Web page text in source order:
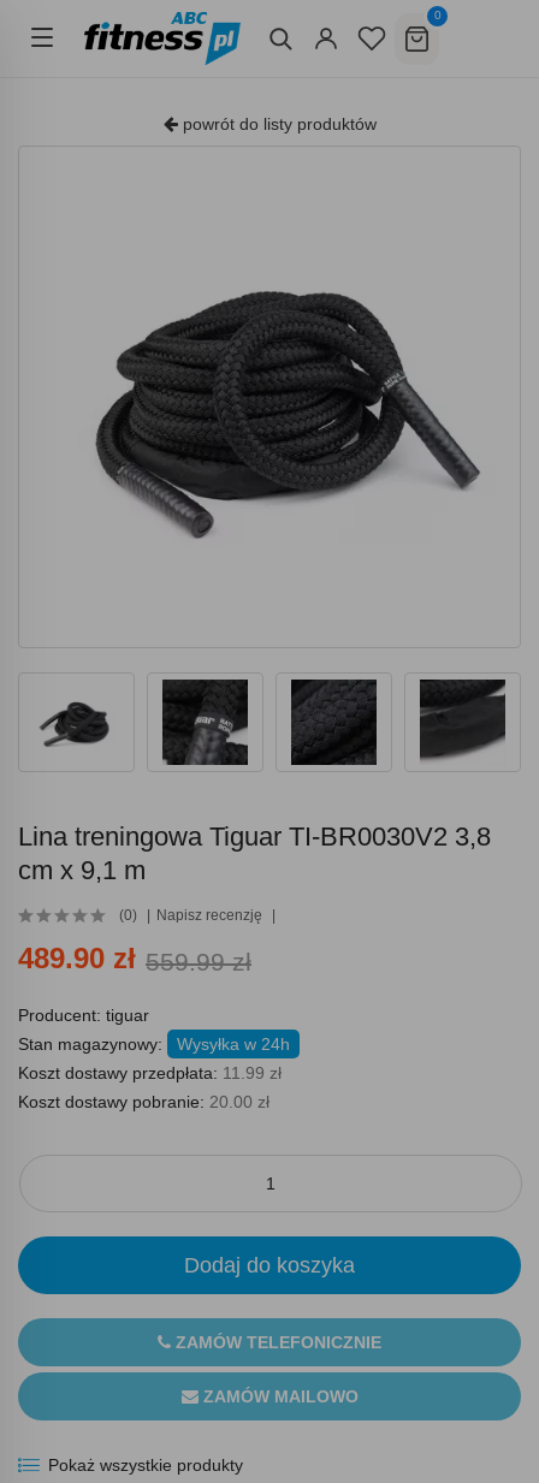
0
powrót do listy produktów
Lina treningowa Tiguar TI-BR0030V2 3,8
cm x 9,1 m
(0) Napisz recenzję
489.90 zł 559.99 zł
Producent: tiguar
Stan magazynowy:
Wysyłka w 24h
Koszt dostawy przedpłata: 11.99 zł
Koszt dostawy pobranie: 20.00 zł
Dodaj do koszyka
ZAMÓW TELEFONICZNIE
ZAMÓW MAILOWO
Pokaż wszystkie produkty